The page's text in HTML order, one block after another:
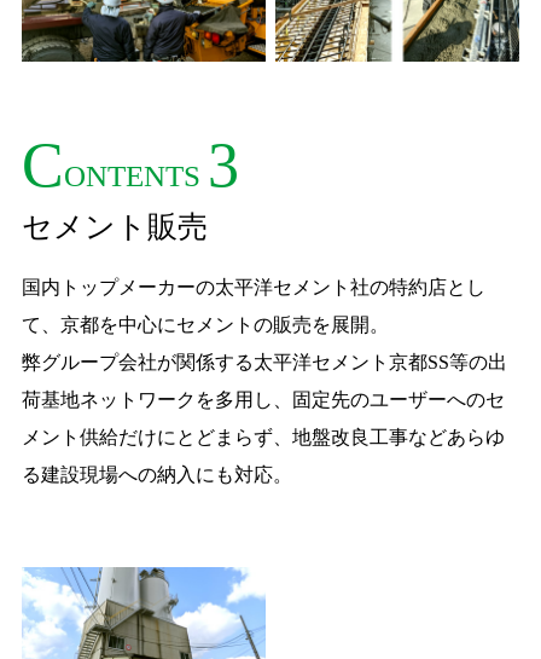
CONTENTS 3
セメント販売
国内トップメーカーの太平洋セメント社の特約店とし
て、京都を中心にセメントの販売を展開。
弊グループ会社が関係する太平洋セメント京都SS等の出
荷基地ネットワークを多用し、固定先のユーザーへのセ
メント供給だけにとどまらず、地盤改良工事などあらゆ
る建設現場への納入にも対応。